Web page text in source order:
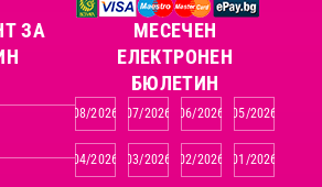
ЗА
MЕСЕЧЕН
ЕЛЕКТРОНЕН
БЮЛЕТИН
08/2026 07/2026 06/2026 05/2026
04/2026 03/2026 02/2026 01/2026